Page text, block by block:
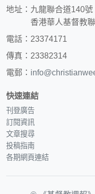
地址：九龍聯合道140號
香港華人基督教聯
電話：23374171
傳真：23382314
電郵：
快速連結
刊登廣告
訂閱資訊
文章搜尋
投稿指南
各期網頁連結